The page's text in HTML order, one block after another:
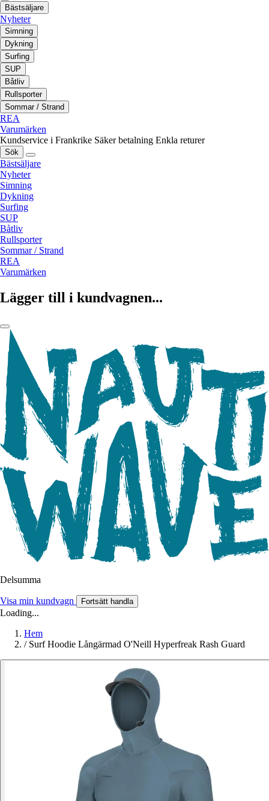
Bästsäljare
Nyheter
Simning
Dykning
Surfing
SUP
Båtliv
Rullsporter
Sommar / Strand
REA
Varumärken
Kundservice i Frankrike Säker betalning Enkla returer
Sök
Bästsäljare
Nyheter
Simning
Dykning
Surfing
SUP
Båtliv
Rullsporter
Sommar / Strand
REA
Varumärken
Lägger till i kundvagnen...
Delsumma
Visa min kundvagn Fortsätt handla
Loading...
Hem
/ Surf Hoodie Långärmad O'Neill Hyperfreak Rash Guard